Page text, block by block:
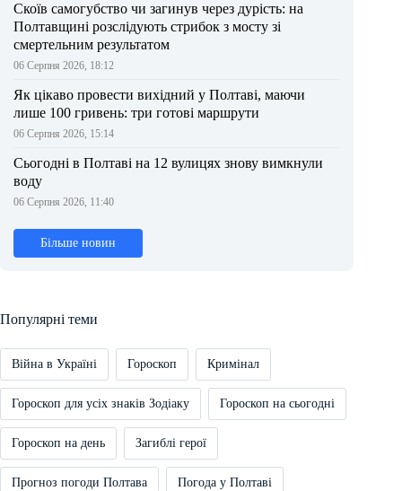
Скоїв самогубство чи загинув через дурість: на
Полтавщині розслідують стрибок з мосту зі
смертельним результатом
06 Серпня 2026, 18:12
Як цікаво провести вихідний у Полтаві, маючи
лише 100 гривень: три готові маршрути
06 Серпня 2026, 15:14
Сьогодні в Полтаві на 12 вулицях знову вимкнули
воду
06 Серпня 2026, 11:40
Більше новин
Популярні теми
Війна в Україні Гороскоп Кримінал
Гороскоп для усіх знаків Зодіаку Гороскоп на сьогодні
Гороскоп на день Загиблі герої
Прогноз погоди Полтава Погода у Полтаві